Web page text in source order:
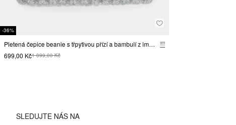
-36%
Pletená čepice beanie s třpytivou přízí a bambulí z imitace kožešiny
699,00 Kč1 099,00 Kč
SLEDUJTE NÁS NA